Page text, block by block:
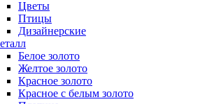
Цветы
Птицы
Дизайнерские
Белое золото
Желтое золото
Красное золото
Красное с белым золото